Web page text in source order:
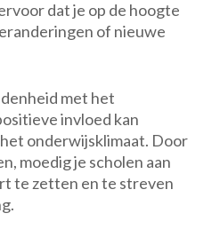
dat je op de hoogte
of nieuwe
met het
invloed kan
onderwijsklimaat. Door
moedig je scholen aan
te zetten en te streven